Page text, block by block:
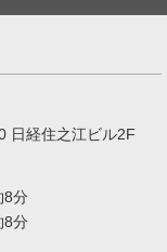
日経住之江ビル2F
8分
8分